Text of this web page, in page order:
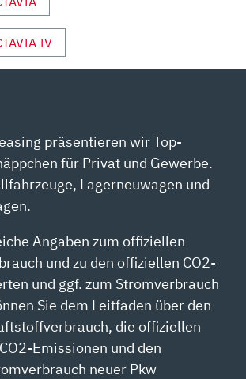
IV
präsentieren wir Top-
für Privat und Gewerbe.
Lagerneuwagen und
Angaben zum offiziellen
und zu den offiziellen CO2-
und ggf. zum Stromverbrauch
Sie dem Leitfaden über den
die offiziellen
Emissionen und den
neuer Pkw